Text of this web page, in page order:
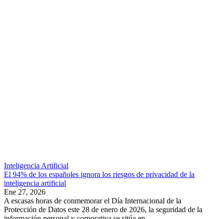
Inteligencia Artificial
El 94% de los españoles ignora los riesgos de privacidad de la
inteligencia artificial
Ene 27, 2026
A escasas horas de conmemorar el Día Internacional de la
Protección de Datos este 28 de enero de 2026, la seguridad de la